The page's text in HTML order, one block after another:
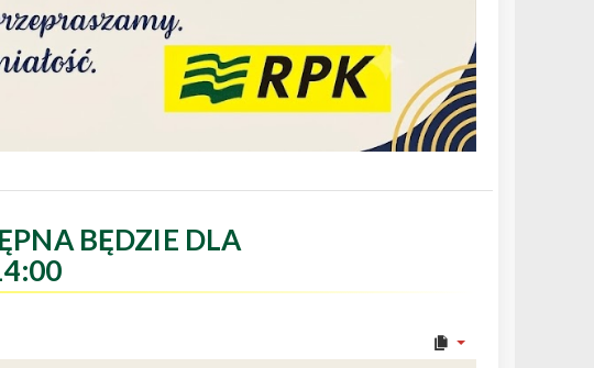
BĘDZIE DLA